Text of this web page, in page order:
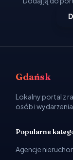
Gdańsk
Lokalny portal z
osób i
Popularne
Agencje